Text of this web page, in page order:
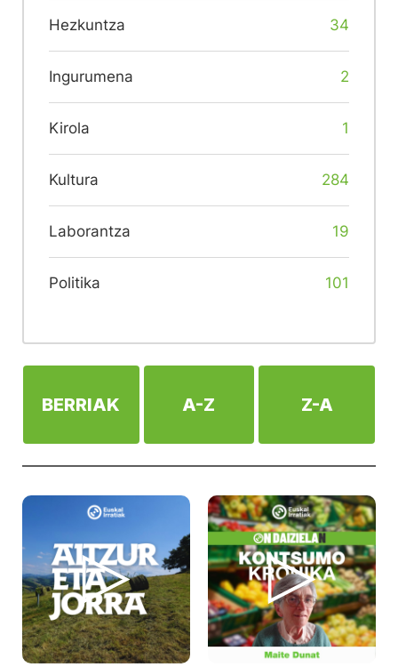
Hezkuntza 34
Ingurumena 2
Kirola 1
Kultura 284
Laborantza 19
Politika 101
BERRIAK A-Z Z-A